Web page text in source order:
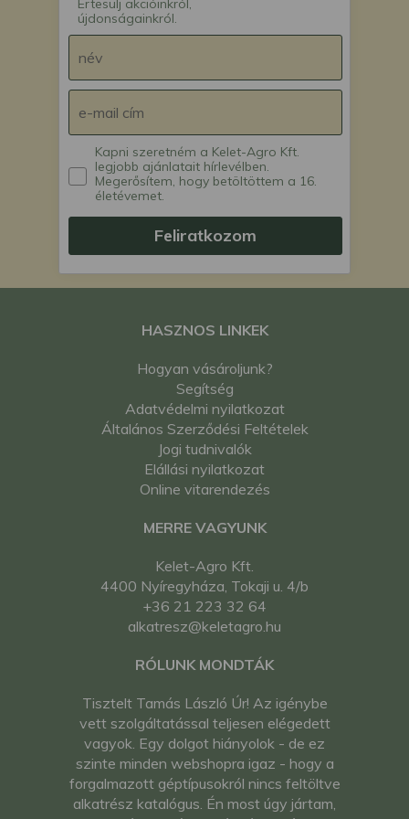
Értesülj akcióinkról,
újdonságainkról.
Kapni szeretném a Kelet-Agro Kft.
legjobb ajánlatait hírlevélben.
Megerősítem, hogy betöltöttem a 16.
életévemet.
Feliratkozom
HASZNOS LINKEK
Hogyan vásároljunk?
Segítség
Adatvédelmi nyilatkozat
Általános Szerződési Feltételek
Jogi tudnivalók
Elállási nyilatkozat
Online vitarendezés
MERRE VAGYUNK
Kelet-Agro Kft.
4400 Nyíregyháza, Tokaji u. 4/b
+36 21 223 32 64
alkatresz@keletagro.hu
RÓLUNK MONDTÁK
Tisztelt Tamás László Úr! Az igénybe
vett szolgáltatással teljesen elégedett
vagyok. Egy dolgot hiányolok - de ez
szinte minden webshopra igaz - hogy a
forgalmazott géptípusokról nincs feltöltve
alkatrész katalógus. Én most úgy jártam,